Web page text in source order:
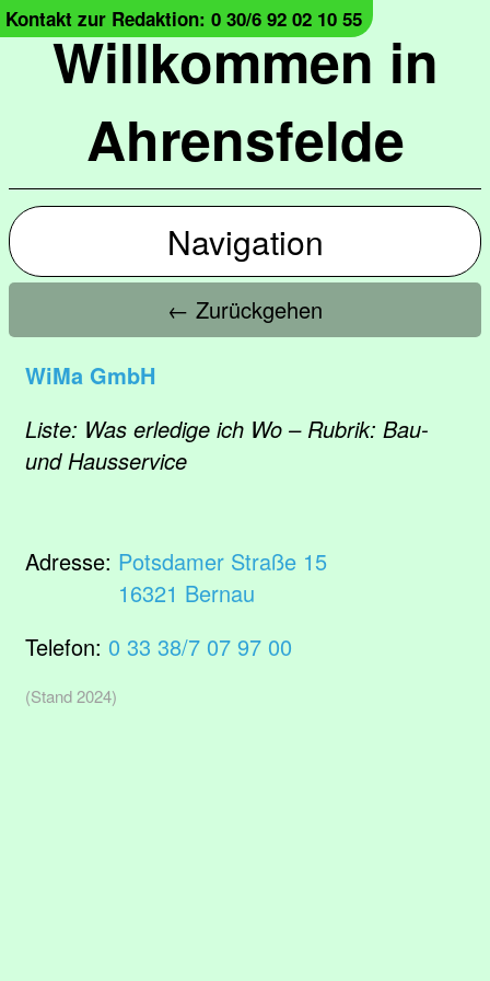
Willkommen in
Ahrensfelde
Kontakt zur Redaktion: 0 30/6 92 02 10 55
Navigation
← Zurückgehen
WiMa GmbH
Liste: Was erledige ich Wo – Rubrik: Bau-
und Hausservice
Adresse: Potsdamer Straße 15
16321 Bernau
Telefon: 0 33 38/7 07 97 00
(Stand 2024)